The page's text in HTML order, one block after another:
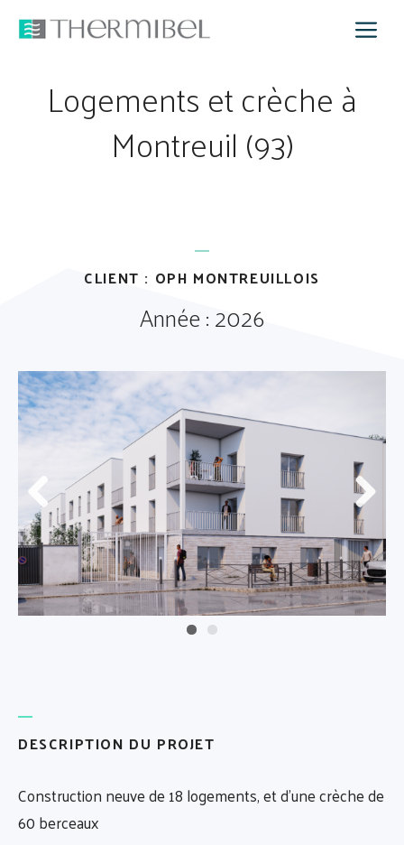
Aller
Logements et crèche à
Montreuil (93)
CLIENT : OPH MONTREUILLOIS
Année : 2026
Préc
t
Suiva
nt
DESCRIPTION DU PROJET
Construction neuve de 18 logements, et d'une crèche de
60 berceaux